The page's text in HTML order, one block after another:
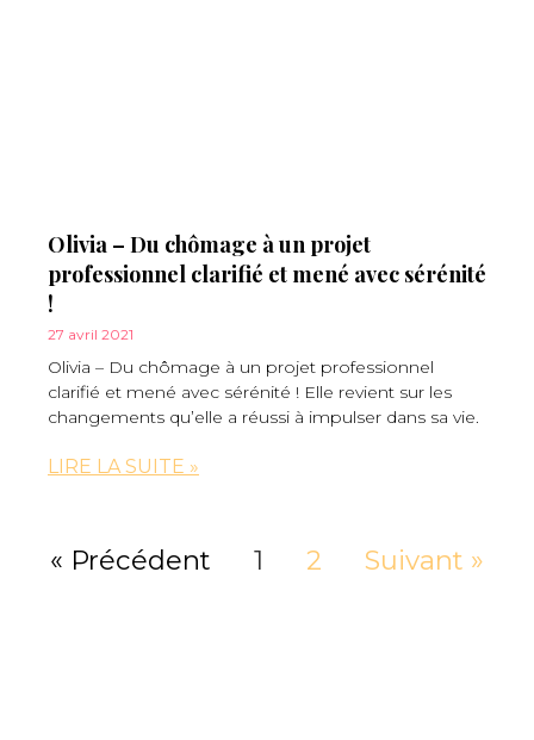
Olivia – Du chômage à un projet
professionnel clarifié et mené avec sérénité
!
27 avril 2021
Olivia – Du chômage à un projet professionnel
clarifié et mené avec sérénité ! Elle revient sur les
changements qu’elle a réussi à impulser dans sa vie.
LIRE LA SUITE »
« Précédent 1 2 Suivant »